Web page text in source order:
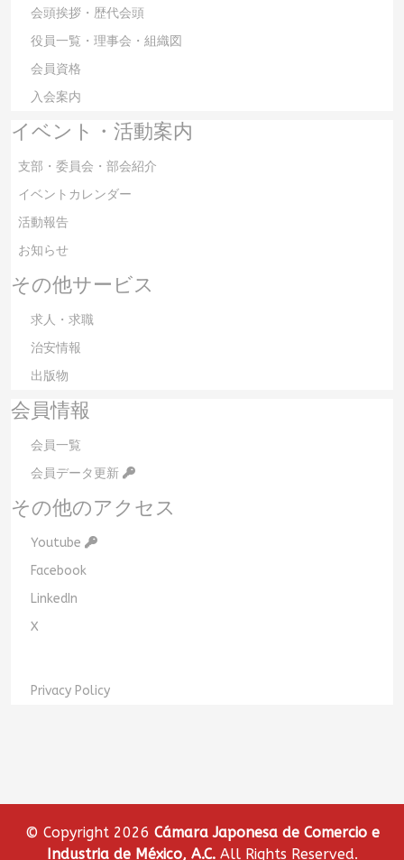
会頭挨拶・歴代会頭
役員一覧・理事会・組織図
会員資格
入会案内
イベント・活動案内
支部・委員会・部会紹介
イベントカレンダー
活動報告
お知らせ
その他サービス
求人・求職
治安情報
出版物
会員情報
会員一覧
会員データ更新
その他のアクセス
Youtube
Facebook
LinkedIn
X
Privacy Policy
© Copyright 2026 Cámara Japonesa de Comercio e
Industria de México, A.C.All Rights Reserved.